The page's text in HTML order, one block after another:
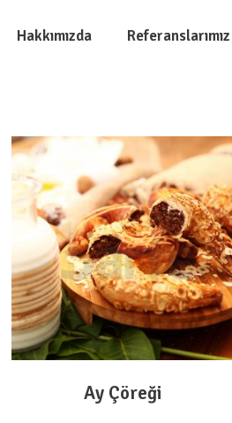
Hakkımızda Referanslarımız
DEVAMINI OKU
Ay Çöreği